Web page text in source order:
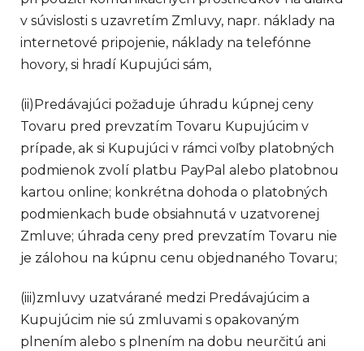
v súvislosti s uzavretím Zmluvy, napr. náklady na
internetové pripojenie, náklady na telefónne
hovory, si hradí Kupujúci sám,
(ii) Predávajúci požaduje úhradu kúpnej ceny
Tovaru pred prevzatím Tovaru Kupujúcim v
prípade, ak si Kupujúci v rámci voľby platobných
podmienok zvolí platbu PayPal alebo platobnou
kartou online; konkrétna dohoda o platobných
podmienkach bude obsiahnutá v uzatvorenej
Zmluve; úhrada ceny pred prevzatím Tovaru nie
je zálohou na kúpnu cenu objednaného Tovaru;
(iii)zmluvy uzatvárané medzi Predávajúcim a
Kupujúcim nie sú zmluvami s opakovaným
plnením alebo s plnením na dobu neurčitú ani